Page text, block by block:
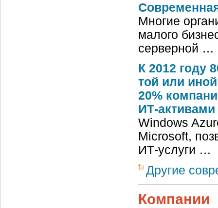
Многие
малого
серверной …
К 2012 году
той или
20%
ИТ-активами
Windows
Microsoft,
ИТ-услуги …
Другие
Компании